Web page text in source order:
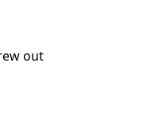
out